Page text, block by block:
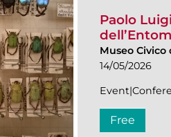
Paolo
Museo Civico
14/05/2026
Free